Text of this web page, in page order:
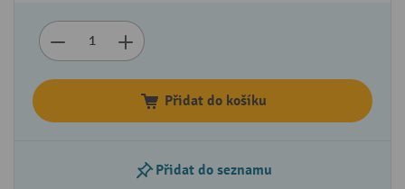
Přidat do košíku
Přidat do seznamu